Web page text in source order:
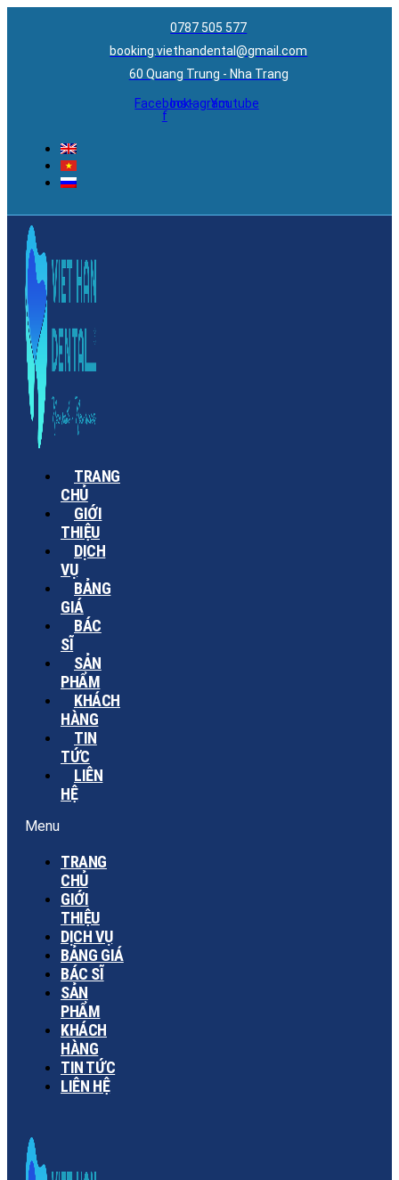
0787 505 577
booking.viethandental@gmail.com
60 Quang Trung - Nha Trang
Facebook-
f
InstagramYoutube
TRANG
CHỦ
GIỚI
THIỆU
DỊCH
VỤ
BẢNG
GIÁ
BÁC
SĨ
SẢN
PHẨM
KHÁCH
HÀNG
TIN
TỨC
LIÊN
HỆ
Menu
TRANG
CHỦ
GIỚI
THIỆU
DỊCH VỤ
BẢNG GIÁ
BÁC SĨ
SẢN
PHẨM
KHÁCH
HÀNG
TIN TỨC
LIÊN HỆ